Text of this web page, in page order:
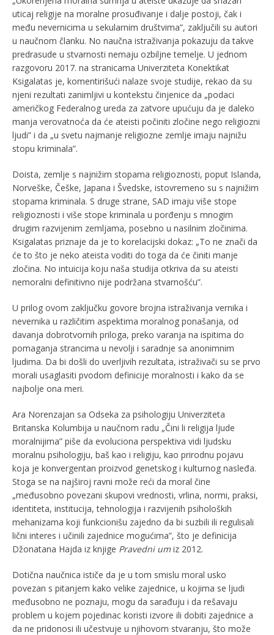
uticaj religije na moralne prosuđivanje i dalje postoji, čak i
među nevernicima u sekularnim društvima”, zaključili su autori
u naučnom članku. No naučna istraživanja pokazuju da takve
predrasude u stvarnosti nemaju ozbiljne temelje. U jednom
razgovoru 2017. na stranicama Univerziteta Konektikat
Ksigalatas je, komentirišući nalaze svoje studije, rekao da su
njeni rezultati zanimljivi u kontekstu činjenice da „podaci
američkog Federalnog ureda za zatvore upućuju da je daleko
manja verovatnoća da će ateisti počiniti zločine nego religiozni
ljudi” i da „u svetu najmanje religiozne zemlje imaju najnižu
stopu kriminala”.
Doista, zemlje s najnižim stopama religioznosti, poput Islanda,
Norveške, Češke, Japana i Švedske, istovremeno su s najnižim
stopama kriminala. S druge strane, SAD imaju više stope
religioznosti i više stope kriminala u porđenju s mnogim
drugim razvijenim zemljama, posebno u nasilnim zločinima.
Ksigalatas priznaje da je to korelacijski dokaz: „To ne znači da
će to što je neko ateista voditi do toga da će činiti manje
zločina. No intuicija koju naša studija otkriva da su ateisti
nemoralni definitivno nije podržana stvarnošću”.
U prilog ovom zaključku govore brojna istraživanja vernika i
nevernika u različitim aspektima moralnog ponašanja, od
davanja dobrotvornih priloga, preko varanja na ispitima do
pomaganja strancima u nevolji i saradnje sa anonimnim
ljudima. Da bi došli do uverljivih rezultata, istraživači su se prvo
morali usaglasiti pvodom definicije moralnosti i kako da se
najbolje ona meri.
Ara Norenzajan sa Odseka za psihologiju Univerziteta
Britanska Kolumbija u naučnom radu „Čini li religija ljude
moralnijima” piše da evoluciona perspektiva vidi ljudsku
moralnu psihologiju, baš kao i religiju, kao prirodnu pojavu
koja je konvergentan proizvod genetskog i kulturnog nasleđa.
Stoga se na najširoj ravni može reći da moral čine
„međusobno povezani skupovi vrednosti, vrlina, normi, praksi,
identiteta, institucija, tehnologija i razvijenih psiholoških
mehanizama koji funkcionišu zajedno da bi suzbili ili regulisali
lični interes i učinili zajednice mogućima”, što je definicija
Džonatana Hajda iz knjige Pravedni umiz 2012.
Dotična naučnica ističe da je u tom smislu moral usko
povezan s pitanjem kako velike zajednice, u kojima se ljudi
međusobno ne poznaju, mogu da sarađuju i da rešavaju
problem u kojem pojedinac koristi izvore ili dobiti zajednice a
da ne pridonosi ili učestvuje u njihovom stvaranju, što može